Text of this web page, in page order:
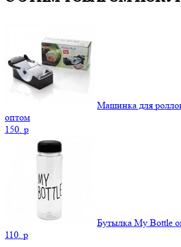
Машинка для
оптом
150. p
Бутылка My Bottle
110. p